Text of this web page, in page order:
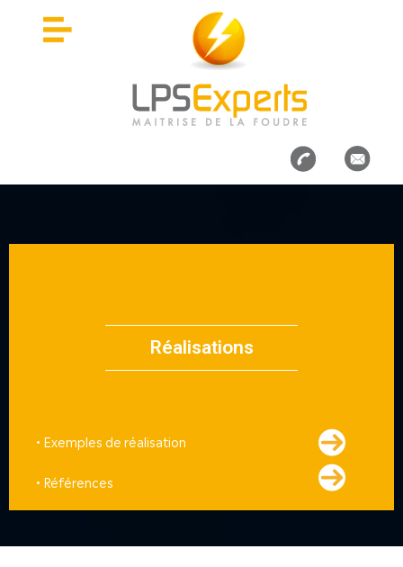
Réalisations
• Exemples de réalisation
• Références